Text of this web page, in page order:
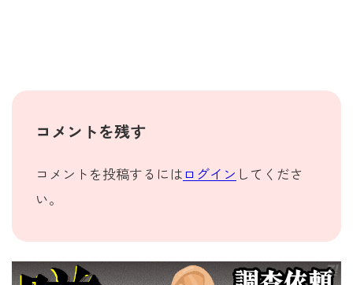
コメントを残す
コメントを投稿するには ログイン してくださ
い。